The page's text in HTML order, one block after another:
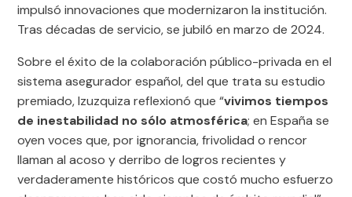
impulsó innovaciones que modernizaron la institución.
Tras décadas de servicio, se jubiló en marzo de 2024.
Sobre el éxito de la colaboración público-privada en el
sistema asegurador español, del que trata su estudio
premiado, Izuzquiza reflexionó que “vivimos tiempos
de inestabilidad no sólo atmosférica; en España se
oyen voces que, por ignorancia, frivolidad o rencor
llaman al acoso y derribo de logros recientes y
verdaderamente históricos que costó mucho esfuerzo